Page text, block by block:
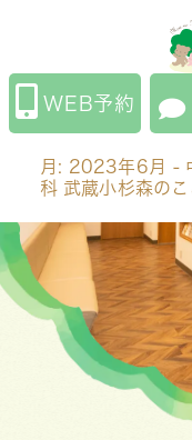
- 中
蔵小杉森のこどもク
WEB予約
月: 2023年6月
-
科 武蔵小杉森の